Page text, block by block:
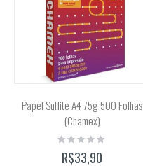
Papel Sulfite A4 75g 500 Folhas
(Chamex)
Rating:
0%
R$33,90